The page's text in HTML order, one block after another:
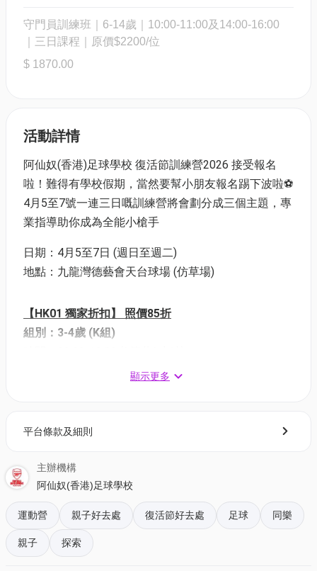
守門員訓練班｜6-14歲｜10:00-11:00及14:00-16:00
｜三日課程｜原價$2200/位
$ 1870.00
活動詳情
阿仙奴(香港)足球學校 復活節訓練營2026 接受報名
啦！難得有學校假期，當然要幫小朋友報名踢下波啦⚽️
4月5至7號一連三日嘅訓練營將會劃分成三個主題，專
業指導助你成為全能小槍手
日期：4月5至7日 (週日至週二)
地點：九龍灣德藝會天台球場 (仿草場)
【HK01 獨家折扣】 照價85折
組別：3-4歲 (K組)
收費：三日課程：$714(原價$840/位)
時間：09:00-11:00及14:00-16:00 (6節共12小時)
收費：三日課程：$2040(原價$2,400/位)
兩日課程：$1445(原價$1,700/位)
單日課程：$765(原價$900/位)
組別：守門員 (6-14歲)
顯示更多
平台條款及細則
主辦機構
阿仙奴(香港)足球學校
運動營 親子好去處 復活節好去處 足球 同樂
親子 探索